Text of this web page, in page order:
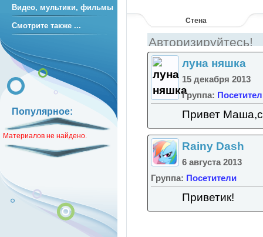
Стена
луна няшка
15 декабря 2013
Группа:
Привет
Rainy Dash
6 августа 2013
Группа: Посетители
Приветик!
Видео, мультики, фильмы
Смотрите также ...
Популярное:
Материалов не найдено.